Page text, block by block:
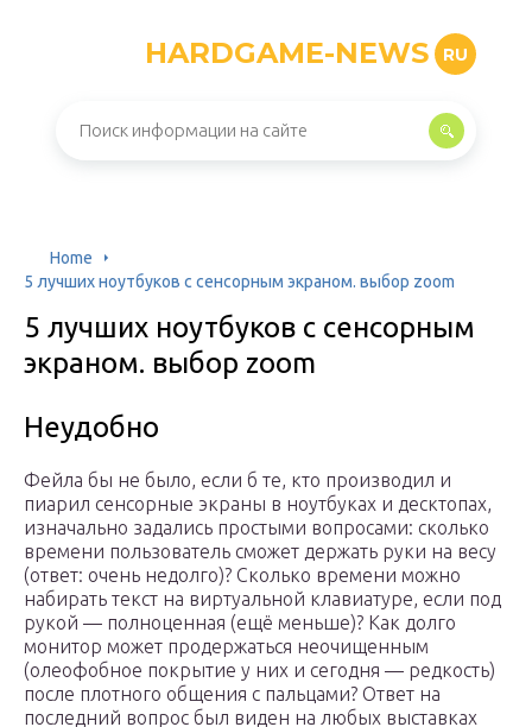
HARDGAME-NEWS RU
Home
5 лучших ноутбуков с сенсорным экраном. выбор zoom
5 лучших ноутбуков с сенсорным
экраном. выбор zoom
Неудобно
Фейла бы не было, если б те, кто производил и
пиарил сенсорные экраны в ноутбуках и десктопах,
изначально задались простыми вопросами: сколько
времени пользователь сможет держать руки на весу
(ответ: очень недолго)? Сколько времени можно
набирать текст на виртуальной клавиатуре, если под
рукой — полноценная (ещё меньше)? Как долго
монитор может продержаться неочищенным
(олеофобное покрытие у них и сегодня — редкость)
после плотного общения с пальцами? Ответ на
последний вопрос был виден на любых выставках